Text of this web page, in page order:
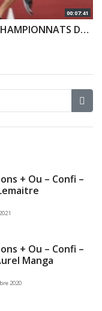
00:07:41
2000M STEEPLE – FINALE – CAM – CHAMPIONNATS DE FRANCE JEUNES CA JU – 20/07/2018 – BONDOUFLE
+ Ou – Confi –
+ Ou – Confi –
Manga
2020